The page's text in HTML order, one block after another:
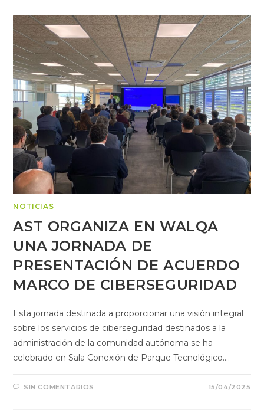
NOTICIAS
AST ORGANIZA EN WALQA
UNA JORNADA DE
PRESENTACIÓN DE ACUERDO
MARCO DE CIBERSEGURIDAD
Esta jornada destinada a proporcionar una visión integral
sobre los servicios de ciberseguridad destinados a la
administración de la comunidad autónoma se ha
celebrado en Sala Conexión de Parque Tecnológico.…
SIN COMENTARIOS 15/04/2025